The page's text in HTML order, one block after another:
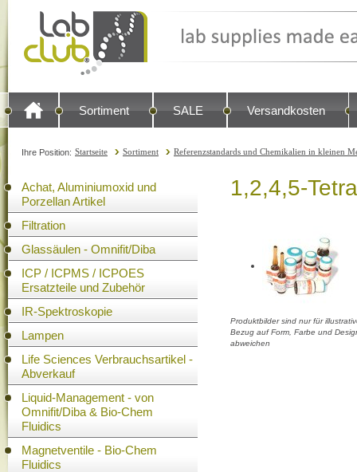
Sortiment SALE Versandkosten
Ihre Position: Startseite Sortiment Referenzstandards und Chemikalien in kleinen
Achat, Aluminiumoxid und
Porzellan Artikel
Filtration
Glassäulen - Omnifit/Diba
ICP / ICPMS / ICPOES
Ersatzteile und Zubehör
IR-Spektroskopie
Lampen
Life Sciences Verbrauchsartikel -
Abverkauf
Liquid-Management - von
Omnifit/Diba & Bio-Chem
Fluidics
Magnetventile - Bio-Chem
Fluidics
1,2,4,5-
Produktbilder sind nur für
Bezug auf Form, Farbe und
abweichen